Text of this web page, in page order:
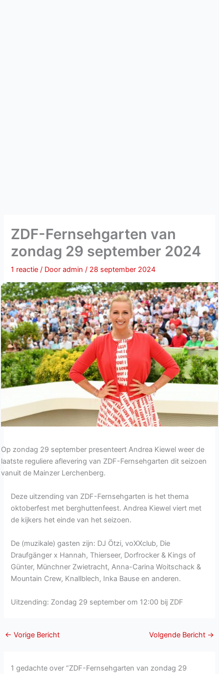
ZDF-Fernsehgarten van
zondag 29 september 2024
1 reactie / Dooradmin/ 28 september 2024
Op zondag 29 september presenteert Andrea Kiewel weer de
laatste reguliere aflevering van ZDF-Fernsehgarten dit seizoen
vanuit de Mainzer Lerchenberg.
Deze uitzending van ZDF-Fernsehgarten is het thema
oktoberfest met berghuttenfeest. Andrea Kiewel viert met
de kijkers het einde van het seizoen.
De (muzikale) gasten zijn: DJ Ötzi, voXXclub, Die
Draufgänger x Hannah, Thierseer, Dorfrocker & Kings of
Günter, Münchner Zwietracht, Anna-Carina Woitschack &
Mountain Crew, Knallblech, Inka Bause en anderen.
Uitzending: Zondag 29 september om 12:00 bij ZDF
← Vorige Bericht Volgende Bericht →
1 gedachte over “ZDF-Fernsehgarten van zondag 29